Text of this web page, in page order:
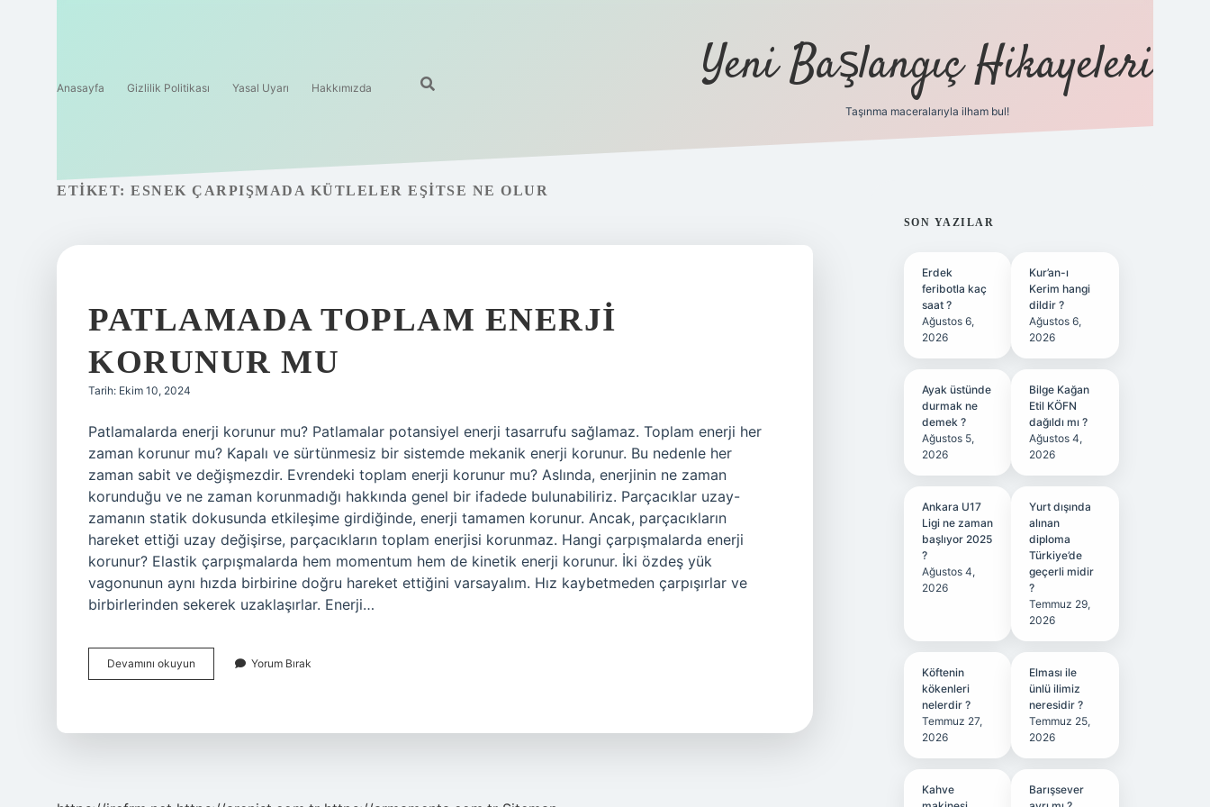
Anasayfa Gizlilik Politikası Yasal Uyarı Hakkımızda Yeni Başlangıç Hikayeleri
Taşınma maceralarıyla ilham bul!
ETIKET: ESNEK ÇARPIŞMADA KÜTLELER EŞITSE NE OLUR
PATLAMADA TOPLAM ENERJI
KORUNUR MU
Tarih: Ekim 10, 2024
Patlamalarda enerji korunur mu? Patlamalar potansiyel enerji tasarrufu sağlamaz. Toplam enerji her
zaman korunur mu? Kapalı ve sürtünmesiz bir sistemde mekanik enerji korunur. Bu nedenle her
zaman sabit ve değişmezdir. Evrendeki toplam enerji korunur mu? Aslında, enerjinin ne zaman
korunduğu ve ne zaman korunmadığı hakkında genel bir ifadede bulunabiliriz. Parçacıklar uzay-
zamanın statik dokusunda etkileşime girdiğinde, enerji tamamen korunur. Ancak, parçacıkların
hareket ettiği uzay değişirse, parçacıkların toplam enerjisi korunmaz. Hangi çarpışmalarda enerji
korunur? Elastik çarpışmalarda hem momentum hem de kinetik enerji korunur. İki özdeş yük
vagonunun aynı hızda birbirine doğru hareket ettiğini varsayalım. Hız kaybetmeden çarpışırlar ve
birbirlerinden sekerek uzaklaşırlar. Enerji…
Devamını okuyun Patlamada
Toplam
Yorum Bırak
SIDEBAR
SON YAZILAR
Erdek
feribotla kaç
saat ?
Ağustos 6,
2026
Kur’an-ı
Kerim hangi
dildir ?
Ağustos 6,
2026
Ayak üstünde
durmak ne
demek ?
Ağustos 5,
2026
Bilge Kağan
Etil KÖFN
dağıldı mı ?
Ağustos 4,
2026
Ankara U17
Ligi ne zaman
başlıyor 2025
?
Ağustos 4,
2026
Yurt dışında
alınan
diploma
Türkiye’de
geçerli midir
?
Temmuz 29,
2026
Köftenin
kökenleri
nelerdir ?
Temmuz 27,
2026
Elması ile
ünlü ilimiz
neresidir ?
Temmuz 25,
2026
Kahve
Barışsever